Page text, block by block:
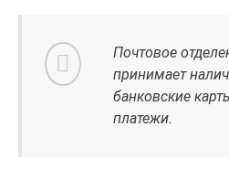
Почтовое
принимает
банковские
платежи.